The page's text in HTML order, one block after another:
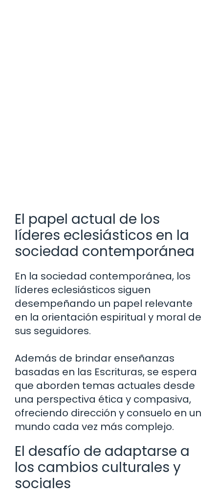
El papel actual de los
líderes eclesiásticos en la
sociedad contemporánea
En la sociedad contemporánea, los
líderes eclesiásticos siguen
desempeñando un papel relevante
en la orientación espiritual y moral de
sus seguidores.
Además de brindar enseñanzas
basadas en las Escrituras, se espera
que aborden temas actuales desde
una perspectiva ética y compasiva,
ofreciendo dirección y consuelo en un
mundo cada vez más complejo.
El desafío de adaptarse a
los cambios culturales y
sociales